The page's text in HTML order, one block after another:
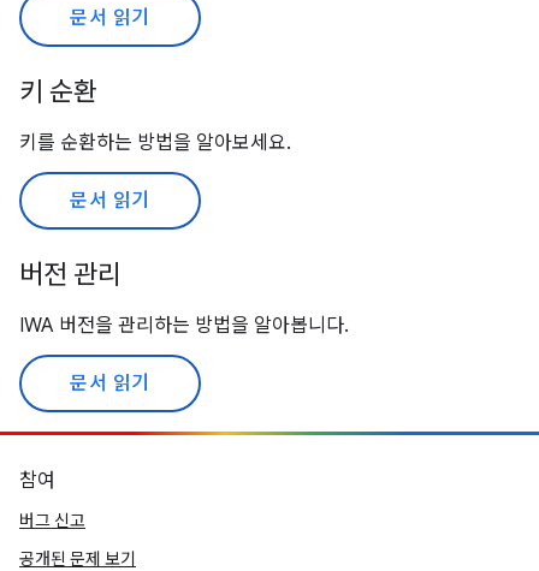
문서 읽기
키 순환
키를 순환하는 방법을 알아보세요.
문서 읽기
버전 관리
IWA 버전을 관리하는 방법을 알아봅니다.
문서 읽기
참여
버그 신고
공개된 문제 보기